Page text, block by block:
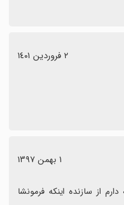
٢ فروردین ١٤٠١
١ بهمن ١٣٩٧